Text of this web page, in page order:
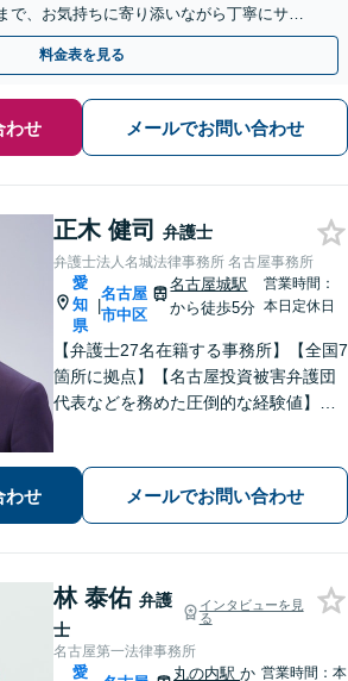
で、お気持ちに寄り添いながら丁寧にサポ
料金表を見る
わせ メールでお問い合わせ
正木 健司 弁護士
弁護士法人名城法律事務所 名古屋事務所
愛
知
県
|
名古屋
市中区
名古屋城駅
から徒歩5分
営業時間：
本日定休日
【弁護士27名在籍する事務所】【全国7
箇所に拠点】【名古屋投資被害弁護団
代表などを務めた圧倒的な経験値】投
せください【初回相談無料】【メディ
ア出演やセミナー講演多数】
わせ メールでお問い合わせ
林 泰佑 弁護
士
インタビューを見
る
名古屋第一法律事務所
愛 丸の内駅か 営業時間：本